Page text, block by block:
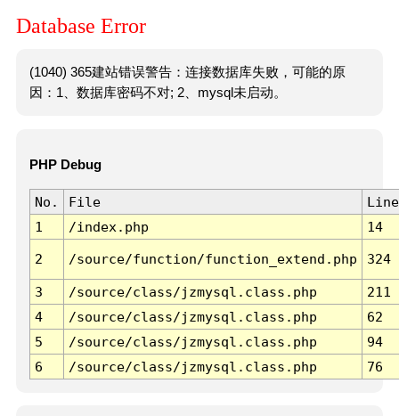
Database Error
(1040) 365建站错误警告：连接数据库失败，可能的原
因：1、数据库密码不对; 2、mysql未启动。
PHP Debug
No. File
Line
1
/index.php 14
2 /source/function/function_extend.php 324
3 /source/class/jzmysql.class.php
211
4
/source/class/jzmysql.class.php
62
5
/source/class/jzmysql.class.php
94
6
/source/class/jzmysql.class.php 76